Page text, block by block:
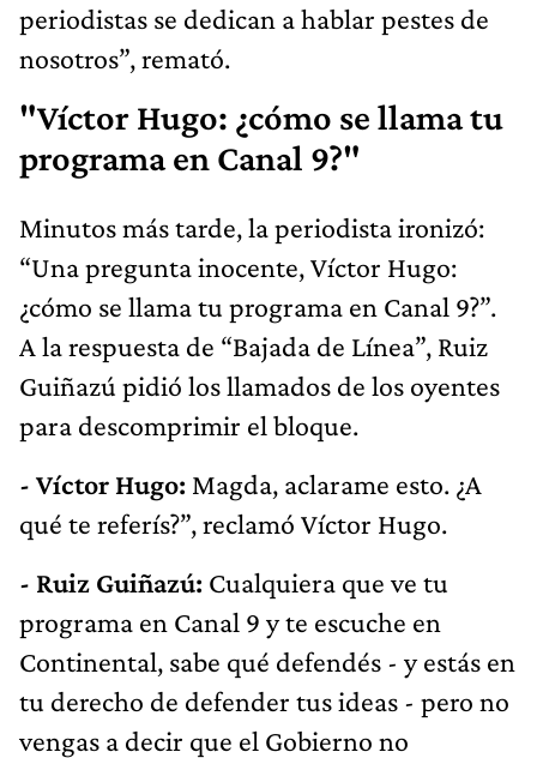
periodistas se dedican a hablar pestes de
nosotros”, remató.
"Víctor Hugo: ¿cómo se llama tu
programa en Canal 9?"
Minutos más tarde, la periodista ironizó:
“Una pregunta inocente, Víctor Hugo:
¿cómo se llama tu programa en Canal 9?”.
A la respuesta de “Bajada de Línea”, Ruiz
Guiñazú pidió los llamados de los oyentes
para descomprimir el bloque.
- Víctor Hugo: Magda, aclarame esto. ¿A
qué te referís?”, reclamó Víctor Hugo.
- Ruiz Guiñazú: Cualquiera que ve tu
programa en Canal 9 y te escuche en
Continental, sabe qué defendés - y estás en
tu derecho de defender tus ideas - pero no
vengas a decir que el Gobierno no